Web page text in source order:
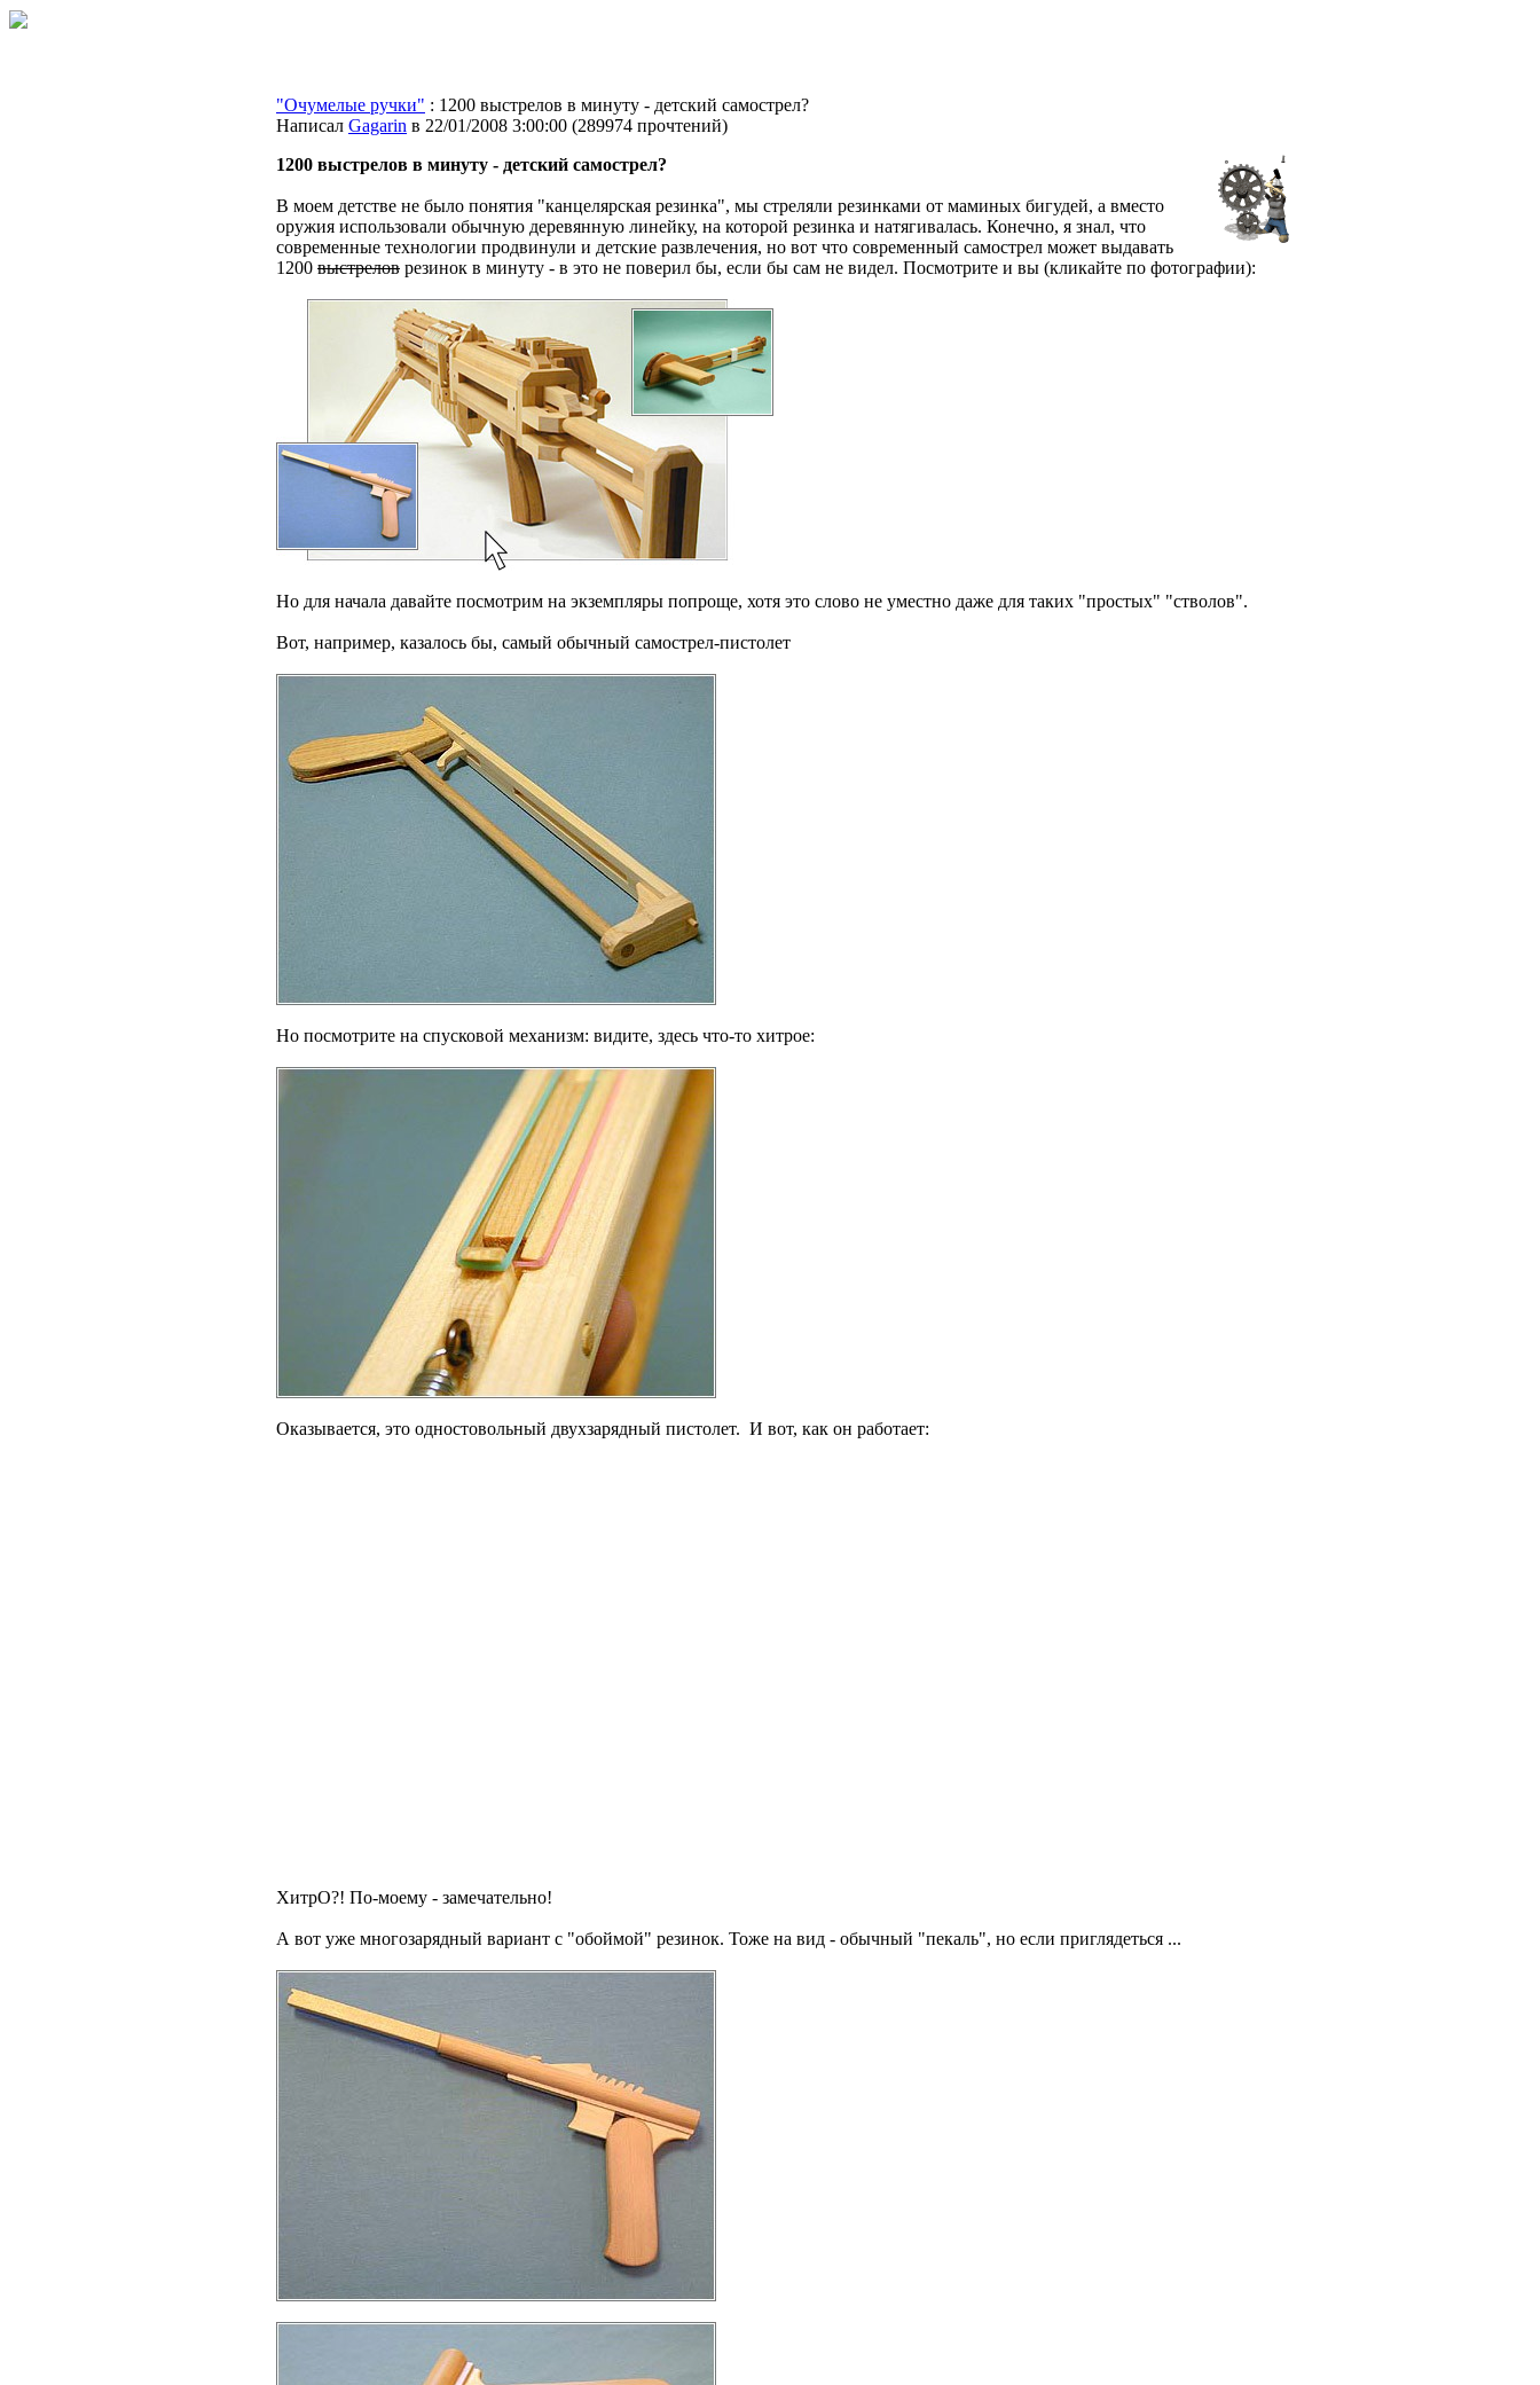
"Очумелые ручки" : 1200 выстрелов в минуту - детский самострел?
Написал Gagarin в 22/01/2008 3:00:00 (289974 прочтений)
1200 выстрелов в минуту - детский самострел?
В моем детстве не было понятия "канцелярская резинка", мы стреляли резинками от маминых бигудей, а вместо
оружия использовали обычную деревянную линейку, на которой резинка и натягивалась. Конечно, я знал, что
современные технологии продвинули и детские развлечения, но вот что современный самострел может выдавать
1200 выстрелов резинок в минуту - в это не поверил бы, если бы сам не видел. Посмотрите и вы (кликайте по фотографии):
Но для начала давайте посмотрим на экземпляры попроще, хотя это слово не уместно даже для таких "простых" "стволов".
Вот, например, казалось бы, самый обычный самострел-пистолет
Но посмотрите на спусковой механизм: видите, здесь что-то хитрое:
Оказывается, это одностовольный двухзарядный пистолет. И вот, как он работает:
ХитрО?! По-моему - замечательно!
А вот уже многозарядный вариант с "обоймой" резинок. Тоже на вид - обычный "пекаль", но если приглядеться ...